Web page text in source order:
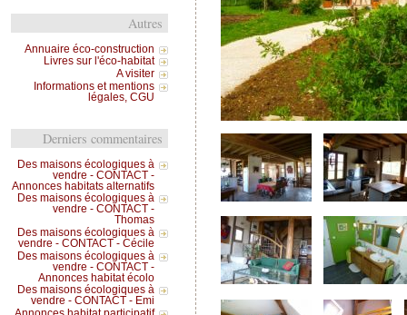
Autres
Annuaire éco-construction
Livres sur l'éco-habitat
A visiter
Informations et mentions
légales, CGU
Derniers commentaires
Des maisons écologiques à
vendre - CONTACT -
Annonces habitats alternatifs
Des maisons écologiques à
vendre - CONTACT -
Thomas
Des maisons écologiques à
vendre - CONTACT - Cécile
Des maisons écologiques à
vendre - CONTACT -
Annonces habitat écolo
Des maisons écologiques à
vendre - CONTACT - Emi